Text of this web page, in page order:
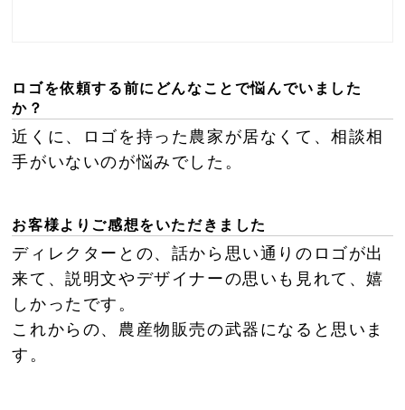
ロゴを依頼する前にどんなことで悩んでいました
か？
近くに、ロゴを持った農家が居なくて、相談相
手がいないのが悩みでした。
お客様よりご感想をいただきました
ディレクターとの、話から思い通りのロゴが出
来て、説明文やデザイナーの思いも見れて、嬉
しかったです。
これからの、農産物販売の武器になると思いま
す。